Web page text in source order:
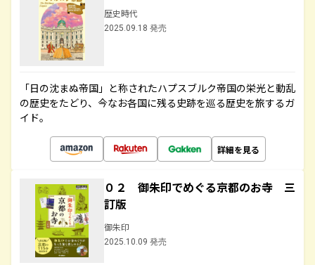
歴史時代
2025.09.18 発売
「日の沈まぬ帝国」と称されたハプスブルク帝国の栄光と動乱
の歴史をたどり、今なお各国に残る史跡を巡る歴史を旅するガ
イド。
詳細を見る
０２ 御朱印でめぐる京都のお寺 三
訂版
御朱印
2025.10.09 発売